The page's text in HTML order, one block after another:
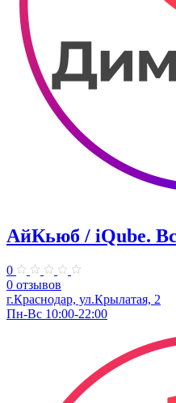
АйКьюб / iQube.
0
0 отзывов
г.Краснодар, ул.Крылатая, 2
Пн-Вс 10:00-22:00